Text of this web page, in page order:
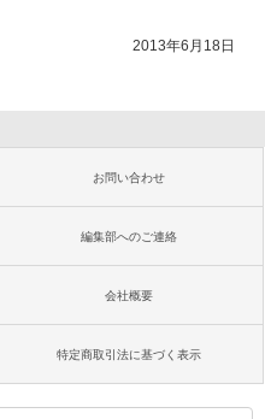
2013年6月18日
お問い合わせ
編集部へのご連絡
会社概要
特定商取引法に基づく表示